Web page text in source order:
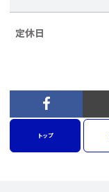
定休日
トップ